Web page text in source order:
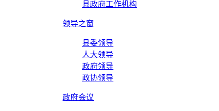
县政府工作机构
领导之窗
县委领导
人大领导
政府领导
政协领导
政府会议